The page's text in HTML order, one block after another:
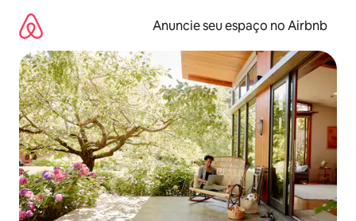
para
conteúdo
Anuncie seu espaço no Airbnb